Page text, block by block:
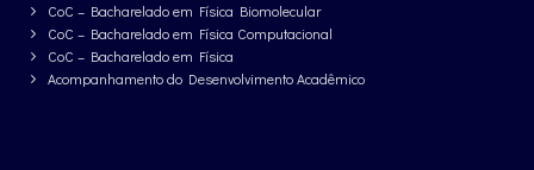
CoC – Bacharelado em Física Biomolecular
CoC – Bacharelado em Física Computacional
CoC – Bacharelado em Física
Acompanhamento do Desenvolvimento Acadêmico